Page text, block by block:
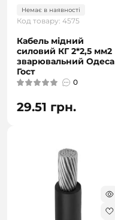
Немає в наявності
Код товару: 4575
Кабель мідний
силовий КГ 2*2,5 мм2
зварювальний Одеса
Гост
0
29.51 грн.